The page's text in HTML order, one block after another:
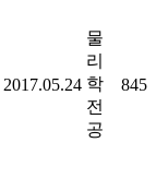
2017.05.24
물
리
학
전
공
845